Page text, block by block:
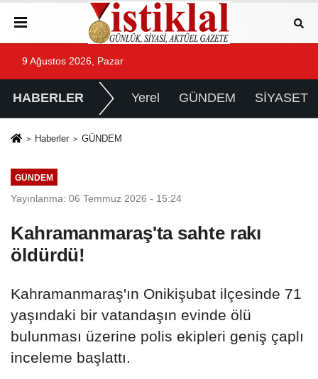
9 Ağustos 2026, Pazar
HABERLER Yerel GÜNDEM SİYASET
Haberler GÜNDEM
GÜNDEM
Yayınlanma: 06 Temmuz 2026 - 15:24
Kahramanmaraş'ta sahte rakı
öldürdü!
Kahramanmaraş'ın Onikişubat ilçesinde 71
yaşındaki bir vatandaşın evinde ölü
bulunması üzerine polis ekipleri geniş çaplı
inceleme başlattı.